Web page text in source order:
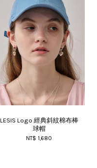
LESIS Logo 經典斜紋棉布棒
球帽
NT$ 1,680